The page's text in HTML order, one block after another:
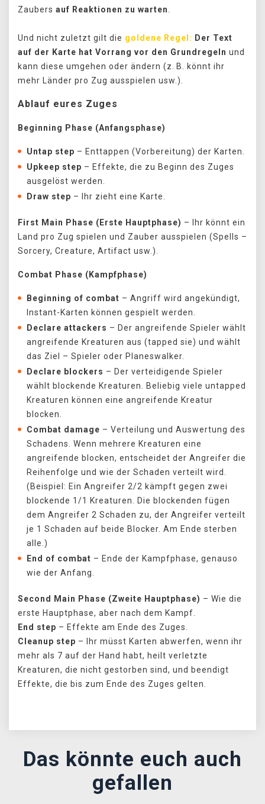
Zaubers auf Reaktionen zu warten
Und nicht zuletzt gilt die goldene Regel: Der Text
auf der Karte hat Vorrang vor den Grundregeln und
kann diese umgehen oder ändern (z. B. könnt ihr
mehr Länder pro Zug ausspielen usw.).
Ablauf eures Zuges
Beginning Phase (Anfangsphase)
Untap step – Enttappen (Vorbereitung) der Karten.
Upkeep step – Effekte, die zu Beginn des Zuges
ausgelöst werden.
Draw step – Ihr zieht eine Karte.
First Main Phase (Erste Hauptphase) – Ihr könnt ein
Land pro Zug spielen und Zauber ausspielen (Spells –
Sorcery, Creature, Artifact usw.).
Combat Phase (Kampfphase)
Beginning of combat – Angriff wird angekündigt,
Instant-Karten können gespielt werden.
Declare attackers – Der angreifende Spieler wählt
angreifende Kreaturen aus (tapped sie) und wählt
das Ziel – Spieler oder Planeswalker.
Declare blockers – Der verteidigende Spieler
wählt blockende Kreaturen. Beliebig viele untapped
Kreaturen können eine angreifende Kreatur
blocken.
Combat damage – Verteilung und Auswertung des
Schadens. Wenn mehrere Kreaturen eine
angreifende blocken, entscheidet der Angreifer die
Reihenfolge und wie der Schaden verteilt wird.
(Beispiel: Ein Angreifer 2/2 kämpft gegen zwei
blockende 1/1 Kreaturen. Die blockenden fügen
dem Angreifer 2 Schaden zu, der Angreifer verteilt
je 1 Schaden auf beide Blocker. Am Ende sterben
alle.)
End of combat – Ende der Kampfphase, genauso
wie der Anfang.
Second Main Phase (Zweite Hauptphase) – Wie die
erste Hauptphase, aber nach dem Kampf.
End step – Effekte am Ende des Zuges.
Cleanup step – Ihr müsst Karten abwerfen, wenn ihr
mehr als 7 auf der Hand habt, heilt verletzte
Kreaturen, die nicht gestorben sind, und beendigt
Effekte, die bis zum Ende des Zuges gelten.
Das könnte euch auch
gefallen